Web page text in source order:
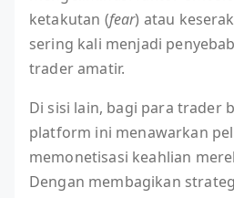
ketakutan (fear) atau
sering kali menjadi
trader amatir.
Di sisi lain, bagi para trader
platform ini menawarkan
memonetisasi keahlian
Dengan membagikan